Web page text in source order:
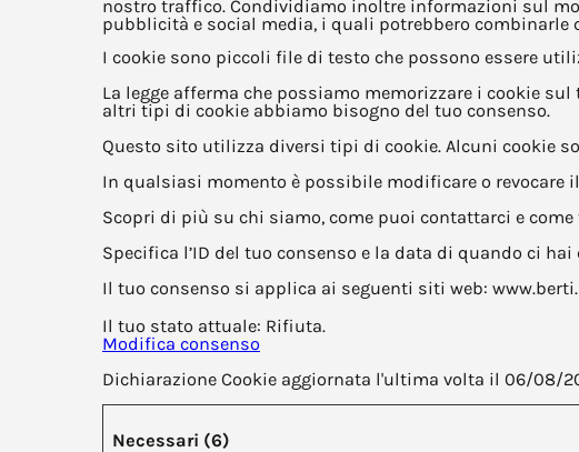
nostro traffico. Condividiamo inoltre informazioni sul
pubblicità e social media, i quali potrebbero
I cookie sono piccoli file di testo che possono essere
La legge afferma che possiamo memorizzare i cookie
altri tipi di cookie abbiamo bisogno del tuo consenso.
Questo sito utilizza diversi tipi di cookie. Alcuni cookie
In qualsiasi momento è possibile modificare o revocare
Scopri di più su chi siamo, come puoi contattarci e
Specifica l’ID del tuo consenso e la data di quando ci
Il tuo consenso si applica ai seguenti siti web:
Il tuo stato attuale: Rifiuta.
Modifica consenso
Dichiarazione Cookie aggiornata l'ultima volta il 06/08/
Necessari (6)